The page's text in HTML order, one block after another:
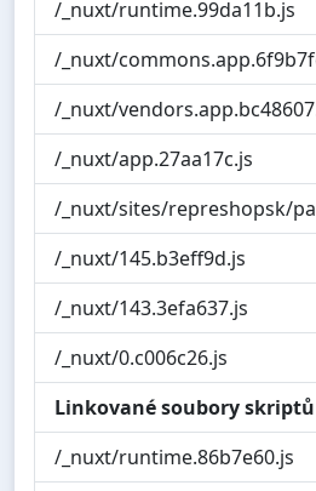
/_nuxt/runtime.99da11b.js
/_nuxt/
/_nuxt/
/_nuxt/app.27aa17c.js
/_nuxt/sites/represhopsk/
/_nuxt/145.b3eff9d.js
/_nuxt/143.3efa637.js
/_nuxt/0.c006c26.js
Linkované soubory skriptů
/_nuxt/runtime.86b7e60.js